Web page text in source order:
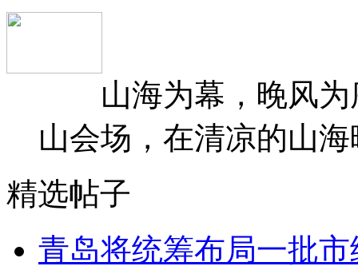
山海为幕，晚风为
山会场，在清凉的山
精选帖子
青岛将统筹布局一批市